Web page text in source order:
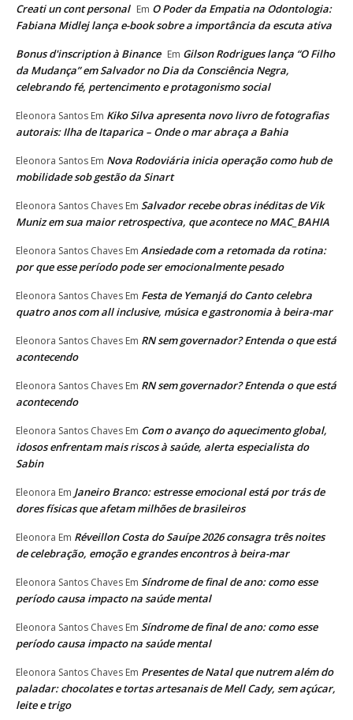
Creati un cont personal Em O Poder da Empatia na Odontologia:
Fabiana Midlej lança e-book sobre a importância da escuta ativa
Bonus d'inscription à Binance Em Gilson Rodrigues lança “O Filho
da Mudança” em Salvador no Dia da Consciência Negra,
celebrando fé, pertencimento e protagonismo social
Eleonora Santos Em Kiko Silva apresenta novo livro de fotografias
autorais: Ilha de Itaparica – Onde o mar abraça a Bahia
Eleonora Santos Em Nova Rodoviária inicia operação como hub de
mobilidade sob gestão da Sinart
Eleonora Santos Chaves Em Salvador recebe obras inéditas de Vik
Muniz em sua maior retrospectiva, que acontece no MAC_BAHIA
Eleonora Santos Chaves Em Ansiedade com a retomada da rotina:
por que esse período pode ser emocionalmente pesado
Eleonora Santos Chaves Em Festa de Yemanjá do Canto celebra
quatro anos com all inclusive, música e gastronomia à beira-mar
Eleonora Santos Chaves Em RN sem governador? Entenda o que está
acontecendo
Eleonora Santos Chaves Em RN sem governador? Entenda o que está
acontecendo
Eleonora Santos Chaves Em Com o avanço do aquecimento global,
idosos enfrentam mais riscos à saúde, alerta especialista do
Sabin
Eleonora Em Janeiro Branco: estresse emocional está por trás de
dores físicas que afetam milhões de brasileiros
Eleonora Em Réveillon Costa do Sauípe 2026 consagra três noites
de celebração, emoção e grandes encontros à beira-mar
Eleonora Santos Chaves Em Síndrome de final de ano: como esse
período causa impacto na saúde mental
Eleonora Santos Chaves Em Síndrome de final de ano: como esse
período causa impacto na saúde mental
Eleonora Santos Chaves Em Presentes de Natal que nutrem além do
paladar: chocolates e tortas artesanais de Mell Cady, sem açúcar,
leite e trigo